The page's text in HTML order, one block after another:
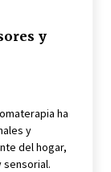
Desafío
y
ha
y
del hogar,
sensorial.